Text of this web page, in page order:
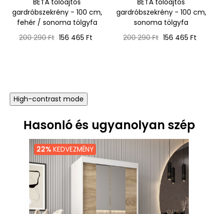
BETA tolóajtós
gardróbszekrény - 100 cm,
fehér / sonoma tölgyfa
Normál
200 290 Ft Ár
156 465 Ft
BETA tolóajtós
gardróbszekrény - 100 cm,
sonoma tölgyfa
Normál
200 290 Ft Ár
156 465 Ft
High-contrast mode
Hasonló és ugyanolyan szép
22% KEDVEZMÉNY